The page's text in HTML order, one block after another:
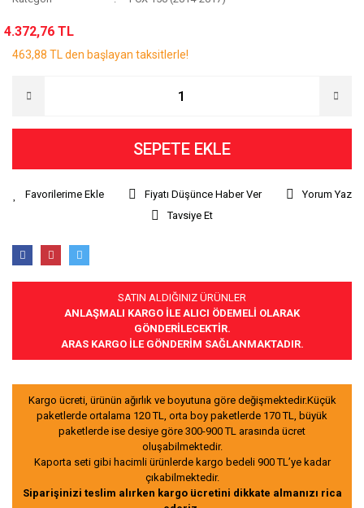
4.372,76 TL
463,88 TL den başlayan taksitlerle!
SEPETE EKLE
Fiyatı Düşünce Haber Ver
Yorum Yaz
Tavsiye Et
SATIN ALDIĞINIZ ÜRÜNLER
ANLAŞMALI KARGO İLE ALICI ÖDEMELİ OLARAK
GÖNDERİLECEKTİR.
ARAS KARGO İLE GÖNDERİM SAĞLANMAKTADIR.
Kargo ücreti, ürünün ağırlık ve boyutuna göre değişmektedir.Küçük
paketlerde ortalama 120 TL, orta boy paketlerde 170 TL, büyük
paketlerde ise desiye göre 300-900 TL arasında ücret
oluşabilmektedir.
Kaporta seti gibi hacimli ürünlerde kargo bedeli 900 TL’ye kadar
çıkabilmektedir.
Siparişinizi teslim alırken kargo ücretini dikkate almanızı rica